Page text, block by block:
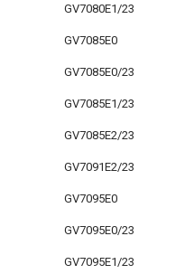
GV7080E1/23
GV7085E0
GV7085E0/23
GV7085E1/23
GV7085E2/23
GV7091E2/23
GV7095E0
GV7095E0/23
GV7095E1/23